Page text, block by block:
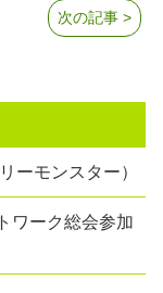
次の記事 >
ーモンスター）
ワーク総会参加